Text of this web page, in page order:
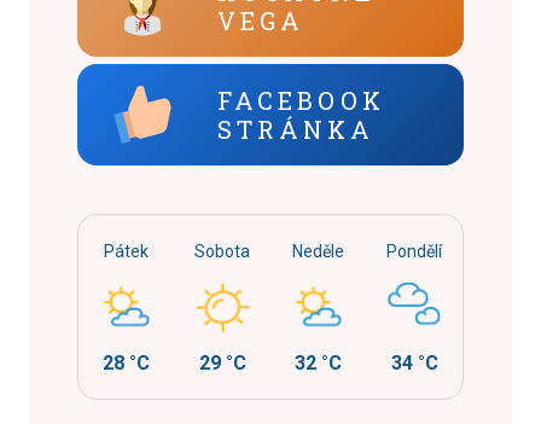
VEGA
FACEBOOK
STRÁNKA
Pátek
28 °C
Sobota
29 °C
Neděle
32 °C
Pondělí
34 °C